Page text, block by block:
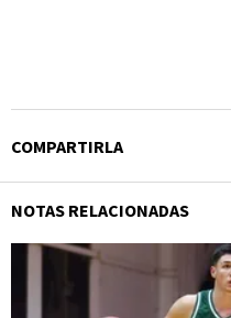
COMPARTIRLA
NOTAS RELACIONADAS